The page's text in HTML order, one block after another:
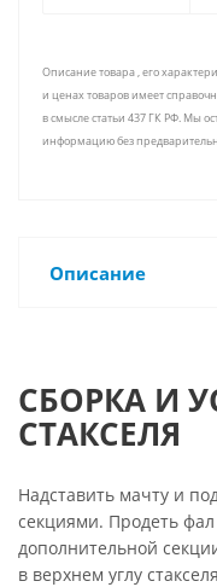
Описание товара , его
и ценах товаров имеет
в смысле статьи 437 ГК РФ. Мы
информацию без
Описание
СБОРКА И
СТАКСЕЛЯ
Надставить мачту и
секциями. Продеть фал
дополнительной
в верхнем углу